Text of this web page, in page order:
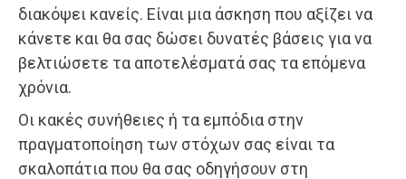
διακόψει κανείς. Είναι μια άσκηση που αξίζει να
κάνετε και θα σας δώσει δυνατές βάσεις για να
βελτιώσετε τα αποτελέσματά σας τα επόμενα
χρόνια.
Οι κακές συνήθειες ή τα εμπόδια στην
πραγματοποίηση των στόχων σας είναι τα
σκαλοπάτια που θα σας οδηγήσουν στη